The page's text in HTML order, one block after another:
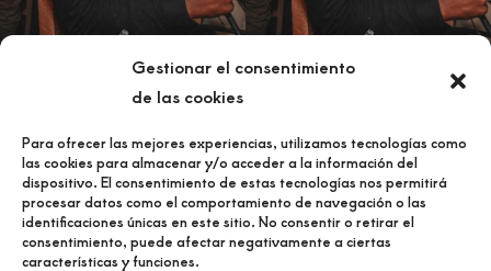
Gestionar el consentimiento
de las cookies
Para ofrecer las mejores experiencias, utilizamos tecnologías como
las cookies para almacenar y/o acceder a la información del
dispositivo. El consentimiento de estas tecnologías nos permitirá
procesar datos como el comportamiento de navegación o las
identificaciones únicas en este sitio. No consentir o retirar el
consentimiento, puede afectar negativamente a ciertas
características y funciones.